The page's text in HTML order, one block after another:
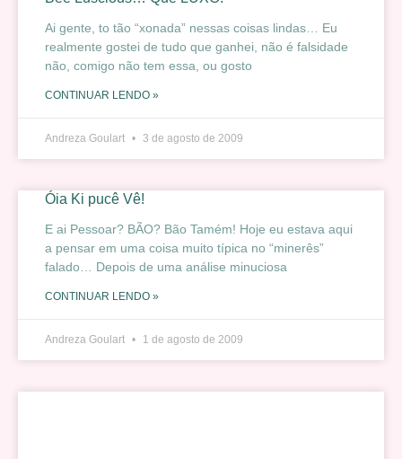
Ai gente, to tão “xonada” nessas coisas lindas… Eu
realmente gostei de tudo que ganhei, não é falsidade
não, comigo não tem essa, ou gosto
CONTINUAR LENDO »
Andreza Goulart 3 de agosto de 2009
Óia Ki pucê Vê!
E ai Pessoar? BÃO? Bão Tamém! Hoje eu estava aqui
a pensar em uma coisa muito típica no “minerês”
falado… Depois de uma análise minuciosa
CONTINUAR LENDO »
Andreza Goulart 1 de agosto de 2009